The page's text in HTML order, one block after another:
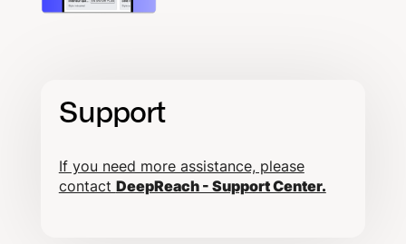
Support
If you need more assistance, please
contact DeepReach - Support Center.